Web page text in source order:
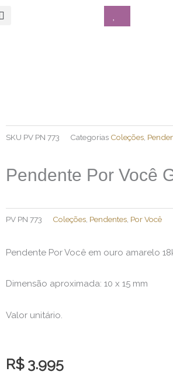
SKU PV PN 773 Categorias Coleções
Pendente Por Você
PV PN 773 Coleções, Pendentes, Por Você
Pendente Por Você em ouro amarelo
Dimensão aproximada: 10 x 15 mm
Valor unitário.
R$ 3.995